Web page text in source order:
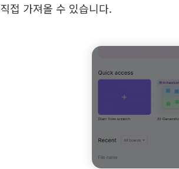
직접 가져올 수 있습니다.